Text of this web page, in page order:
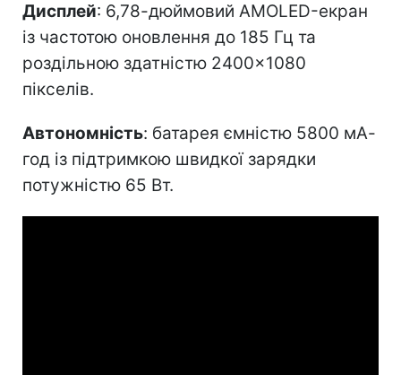
Дисплей: 6,78-дюймовий AMOLED-екран
із частотою оновлення до 185 Гц та
роздільною здатністю 2400×1080
пікселів.
Автономність: батарея ємністю 5800 мА-
год із підтримкою швидкої зарядки
потужністю 65 Вт.